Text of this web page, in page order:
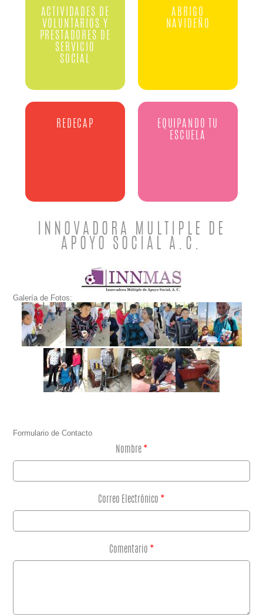
ACTIVIDADES DE
VOLUNTARIOS Y
PRESTADORES DE
SERVICIO
SOCIAL
ABRIGO
NAVIDEÑO
REDECAP
EQUIPANDO TU
ESCUELA
INNOVADORA MULTIPLE DE
APOYO SOCIAL A.C.
Galería de Fotos:
Formulario de Contacto
Nombre *
Correo Electrónico *
Comentario *